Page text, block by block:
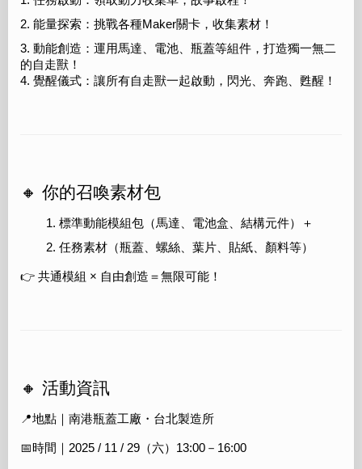
2. 能量探索：挑戰各種Maker關卡，收集素材！
3. 動能創造：運用馬達、電池、瓶蓋等組件，打造獨一無二
的自走獸！
4. 覺醒儀式：讓所有自走獸一起啟動，閃光、奔跑、甦醒！
🔸 你的召喚素材包
標準動能模組包（馬達、電池盒、結構元件）＋
任務素材（瓶蓋、螺絲、葉片、貼紙、顏料等）
👉 共通模組 × 自由創造＝無限可能！
🔸 活動資訊
📍地點｜南港瓶蓋工廠・台北製造所
📅時間｜2025 / 11 / 29（六）13:00－16:00